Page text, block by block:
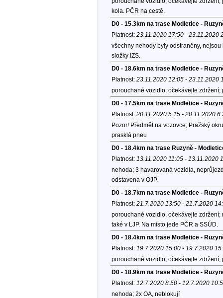
kola. PČR na cestě.
D0 - 15.3km na trase Modletice -
Platnost: 23.11.2020 17:50 - 23.11.2020
všechny nehody byly odstraněny,
složky IZS.
D0 - 18.6km na trase Modletice -
Platnost: 23.11.2020 12:05 - 23.11.2020
porouchané vozidlo, očekávejte
D0 - 17.5km na trase Modletice -
Platnost: 20.11.2020 5:15 - 20.11.2020
Pozor! Předmět na vozovce; Pražský
prasklá pneu
D0 - 18.4km na trase Ruzyně -
Platnost: 13.11.2020 11:05 - 13.11.2020
nehoda; 3 havarovaná vozidla,
odstavena v OJP.
D0 - 18.7km na trase Modletice -
Platnost: 21.7.2020 13:50 - 21.7.2020
porouchané vozidlo, očekávejte
také v LJP. Na místo jede PČR a SSÚD.
D0 - 18.4km na trase Modletice -
Platnost: 19.7.2020 15:00 - 19.7.2020
porouchané vozidlo, očekávejte
D0 - 18.9km na trase Modletice -
Platnost: 12.7.2020 8:50 - 12.7.2020
nehoda; 2x OA, neblokují